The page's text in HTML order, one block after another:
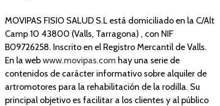
MOVIPAS FISIO SALUD S.Lestá domiciliado en la C/Alt
Camp 10 43800 (Valls, Tarragona) , con NIF
B09726258. Inscrito en el Registro Mercantil de Valls.
En la webwww.movipas.com hay una serie de
contenidos de carácter informativo sobre alquiler de
artromotores para la rehabilitación de la rodilla. Su
principal objetivo es facilitar a los clientes y al público